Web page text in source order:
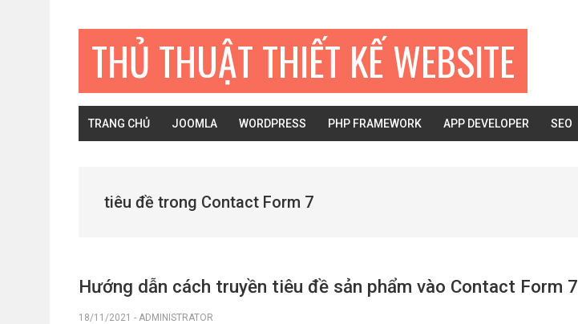
THỦ THUẬT THIẾT KẾ WEBSITE
TRANG CHỦ JOOMLA WORDPRESS PHP FRAMEWORK APP DEVELOPER SEO
tiêu đề trong Contact Form 7
Hướng dẫn cách truyền tiêu đề sản phẩm vào Contact Form 7
18/11/2021 - ADMINISTRATOR